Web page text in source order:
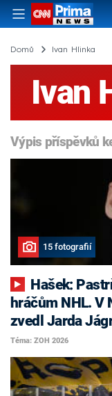
Domů Ivan Hlinka
Ivan
Výpis příspěvků
15 fotografií
hráčům NHL. V
zvedl Jarda
Téma: ZOH 2026